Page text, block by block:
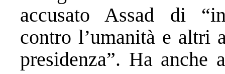
accusato Assad di
contro l’umanità e altri
presidenza”. Ha anche